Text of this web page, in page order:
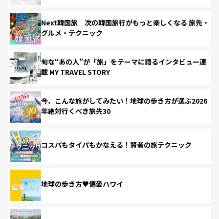
Next韓国旅 次の韓国旅行がもっと楽しくなる 旅先・
グルメ・テクニック
旬な“あの人”が「旅」をテーマに語るインタビュー連
載 MY TRAVEL STORY
今、こんな旅がしてみたい！地球の歩き方が選ぶ2026
年絶対行くべき旅先30
コスパもタイパもかなえる！賢者の旅テクニック
地球の歩き方♥偏愛ハワイ